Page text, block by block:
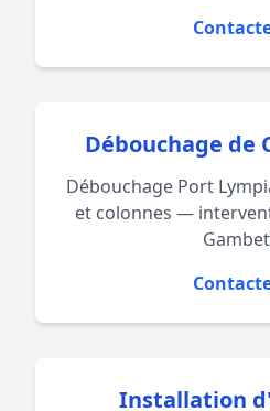
Débouchage de
Débouchage Port
et colonnes —
Installation